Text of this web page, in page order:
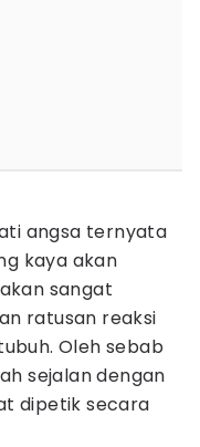
angsa ternyata
kaya akan
sangat
ratusan reaksi
Oleh sebab
sejalan dengan
dipetik secara